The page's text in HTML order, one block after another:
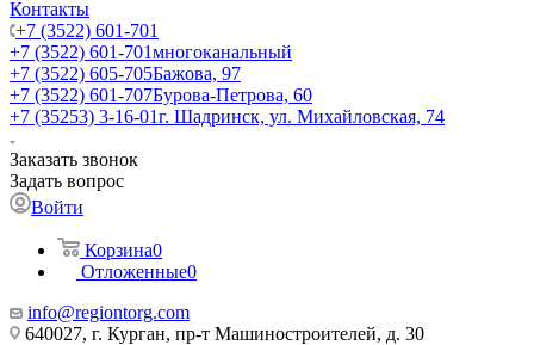
Контакты
+7 (3522) 601-701
+7 (3522) 601-701многоканальный
+7 (3522) 605-705Бажова, 97
+7 (3522) 601-707Бурова-Петрова, 60
+7 (35253) 3-16-01г. Шадринск, ул. Михайловская, 74
Заказать звонок
Задать вопрос
Войти
Корзина0
Отложенные0
info@regiontorg.com
640027, г. Курган, пр-т Машиностроителей, д. 30